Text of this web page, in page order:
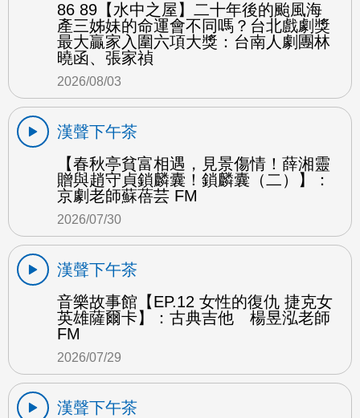
86 89【水中之屋】二十年後的颱風海
產三姊妹的命運會不同嗎？台北戲劇獎
最大贏家入圍六項大獎：台南人劇團林
曉函、張家禎
2026/08/03
漢聲下午茶
【春秋亭貧富相遇，見景傷情！薛湘靈
贈與趙守貞鎖麟囊！鎖麟囊（二）】：
京劇老師蘇蓓芸 FM
2026/07/30
漢聲下午茶
音樂故事館【EP.12 女性的復仇 捷克女
英雄薩爾卡】：古典吉他 楊昱泓老師
FM
2026/07/29
漢聲下午茶